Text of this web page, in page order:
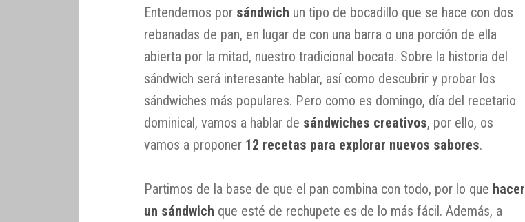
Entendemos por sándwich un tipo de bocadillo que se hace con dos
rebanadas de pan, en lugar de con una barra o una porción de ella
abierta por la mitad, nuestro tradicional bocata. Sobre la historia del
sándwich será interesante hablar, así como descubrir y probar los
sándwiches más populares. Pero como es domingo, día del recetario
dominical, vamos a hablar de sándwiches creativos, por ello, os
vamos a proponer 12 recetas para explorar nuevos sabores.
Partimos de la base de que el pan combina con todo, por lo que hacer
un sándwich que esté de rechupete es de lo más fácil. Además, a